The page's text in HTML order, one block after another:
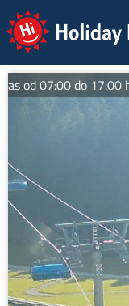
Holiday
od 07:00 do 17:00